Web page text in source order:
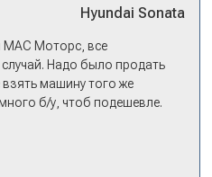
Hyundai Sonata
МАС Моторс, все
Надо было продать
машину того же
б/у, чтоб подешевле.
– а работать когда?
нормальный трейд-ин. И